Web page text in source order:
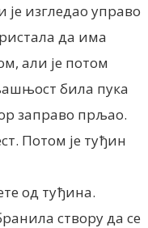
је изгледао управо
да има
али је потом
била пука
заправо прљао.
Потом је туђин
од туђина.
створу да се